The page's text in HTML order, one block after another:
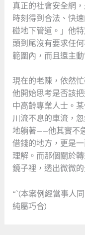
真正的社會安全網
時刻得到合法、快
碰地下管道。」他
頭到尾沒有要求任
範圍內，而且還主
現在的老陳，依然
他開始思考是否該
中高齡專業人士。
川流不息的車流，
地躺著——他其實不
借錢的地方，更是
理解。而那個關於
鏡子裡，透出微微的
“`(本案例經當事人
純屬巧合)